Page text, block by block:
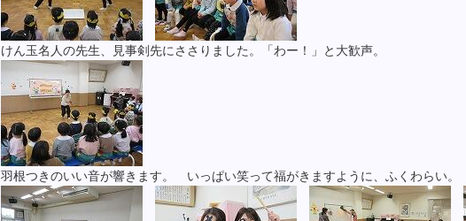
けん玉名人の先生、見事剣先にささりました。「わー！」と大歓声。
羽根つきのいい音が響きます。 いっぱい笑って福がきますように、ふくわらい。